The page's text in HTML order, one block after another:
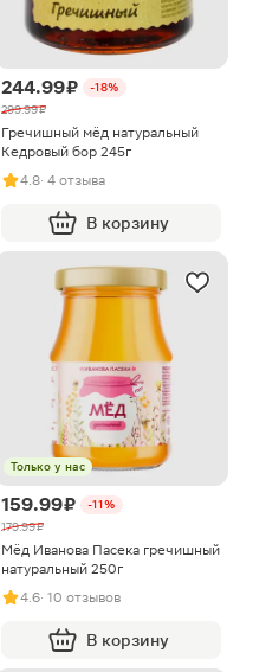
244.99 ₽
-18%
299.99 ₽
Гречишный мёд натуральный
Кедровый бор 245г
4.8· 4 отзыва
В корзину
Только у нас
159.99 ₽
-11%
179.99 ₽
Мёд Иванова Пасека гречишный
натуральный 250г
4.6· 10 отзывов
В корзину